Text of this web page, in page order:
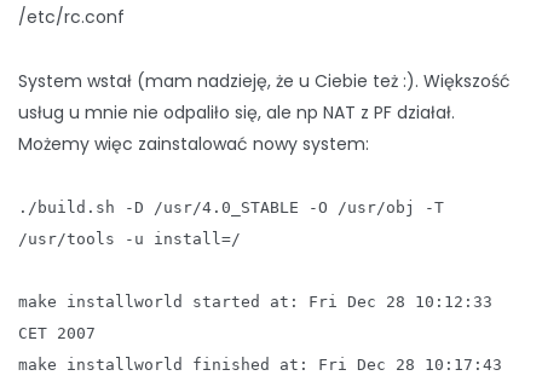
/etc/rc.conf
System wstał (mam nadzieję, że u Ciebie też :). Większość
usług u mnie nie odpaliło się, ale np NAT z PF działał.
Możemy więc zainstalować nowy system:
./build.sh -D /usr/4.0_STABLE -O /usr/obj -T
/usr/tools -u install=/
make installworld started at: Fri Dec 28 10:12:33
CET 2007
make installworld finished at: Fri Dec 28 10:17:43